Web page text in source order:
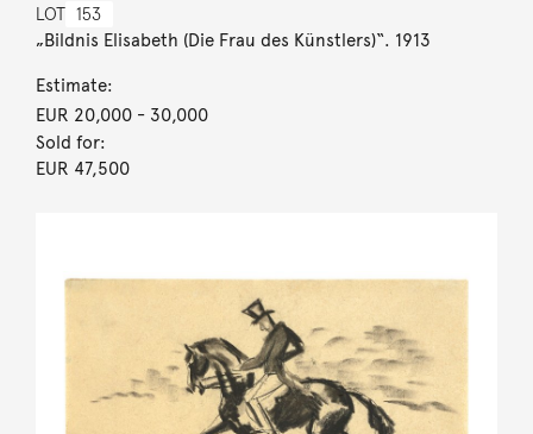
LOT 153
„Bildnis Elisabeth (Die Frau des Künstlers)“. 1913
Estimate:
EUR 20,000- 30,000
Sold for:
EUR 47,500